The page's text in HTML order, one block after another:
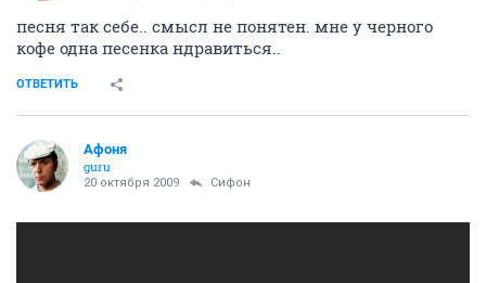
песня так себе.. смысл не понятен. мне у черного
кофе одна песенка ндравиться..
ОТВЕТИТЬ
Aфоня
guru
20 октября 2009 Сифон